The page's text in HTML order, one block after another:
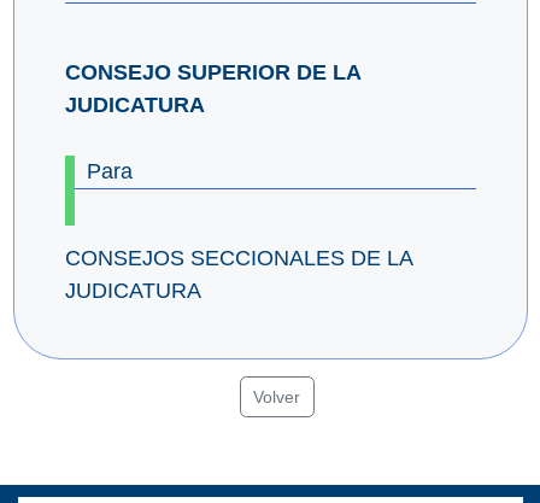
CONSEJO SUPERIOR DE LA
JUDICATURA
Para
CONSEJOS SECCIONALES DE LA
JUDICATURA
Volver